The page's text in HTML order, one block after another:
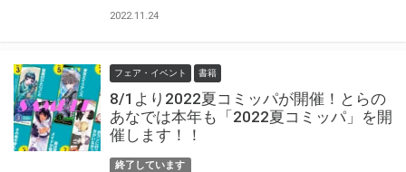
2022.11.24
フェア・イベント 書籍
8/1より2022夏コミッパが開催！とらの
あなでは本年も「2022夏コミッパ」を開
催します！！
終了しています